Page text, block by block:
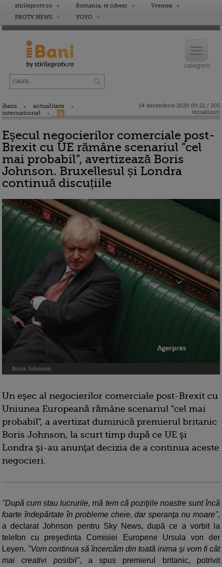
stirileprotv.ro Romania, te iubesc
Vremea
PROTV NEWS
VOYO
ibani
actualitate
international
14 decembrie 2020 09:22 / 205
vizualizari
Eşecul negocierilor comerciale post-
Brexit cu UE rămâne scenariul ”cel
mai probabil”, avertizează Boris
Johnson. Bruxellesul și Londra
continuă discuțiile
Boris Johnson
Un eşec al negocierilor comerciale post-Brexit cu
Uniunea Europeană rămâne scenariul "cel mai
probabil", a avertizat duminică premierul britanic
Boris Johnson, la scurt timp după ce UE şi
Londra şi-au anunţat decizia de a continua aceste
negocieri.
"După cum stau lucrurile, mă tem că poziţiile noastre sunt încă
foarte îndepărtate în probleme cheie, dar speranţa nu moare",
a declarat Johnson pentru Sky News, după ce a vorbit la
telefon cu preşedinta Comisiei Europene Ursula von der
Leyen. "Vom continua să încercăm din toată inima şi vom fi cât
mai creativi posibil", a spus premierul britanic, potrivit